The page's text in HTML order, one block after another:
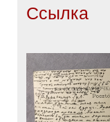
1912 г.
Варшава -
57 кв. 42